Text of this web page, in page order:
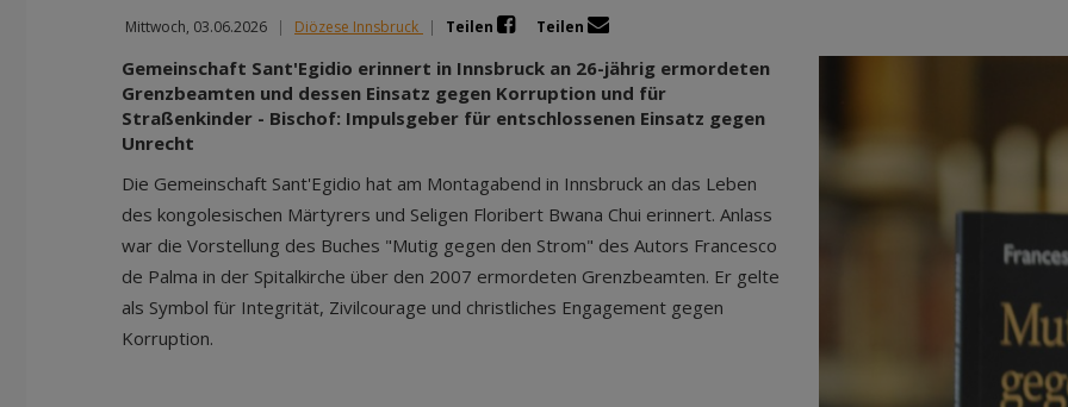
Mittwoch, 03.06.2026 | Diözese Innsbruck | Teilen Teilen
Gemeinschaft Sant'Egidio erinnert in Innsbruck an 26-jährig ermordeten
Grenzbeamten und dessen Einsatz gegen Korruption und für
Straßenkinder - Bischof: Impulsgeber für entschlossenen Einsatz gegen
Unrecht
Die Gemeinschaft Sant'Egidio hat am Montagabend in Innsbruck an das Leben
des kongolesischen Märtyrers und Seligen Floribert Bwana Chui erinnert. Anlass
war die Vorstellung des Buches "Mutig gegen den Strom" des Autors Francesco
de Palma in der Spitalkirche über den 2007 ermordeten Grenzbeamten. Er gelte
als Symbol für Integrität, Zivilcourage und christliches Engagement gegen
Korruption.